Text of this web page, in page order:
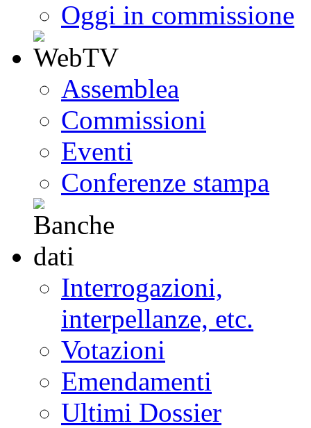
Oggi in commissione
Assemblea
Commissioni
Eventi
Conferenze stampa
Interrogazioni,
interpellanze, etc.
Votazioni
Emendamenti
Ultimi Dossier